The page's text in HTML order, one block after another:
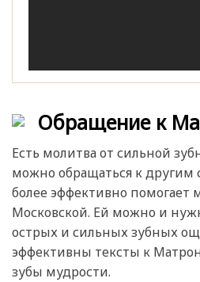
Обращение к
Есть молитва от сильной
можно обращаться к
более эффективно помогает
Московской. Ей можно и
острых и сильных зубных
эффективны тексты к
зубы мудрости.